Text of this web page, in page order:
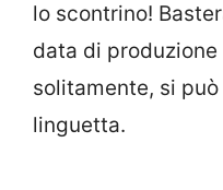
lo scontrino!
data di
solitamente, si
linguetta.